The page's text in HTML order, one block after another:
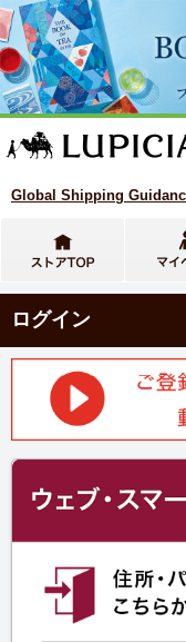
Global Shipping
ログイン